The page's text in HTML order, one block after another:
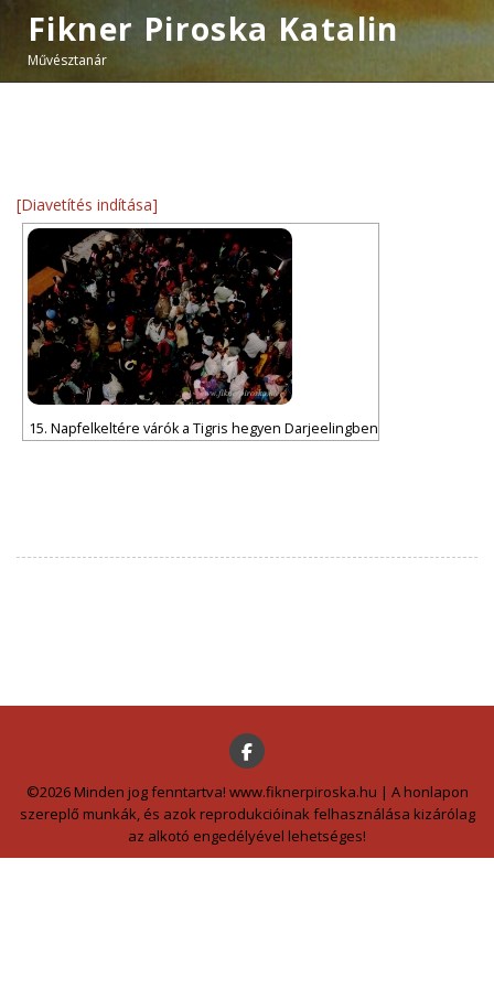
Fikner Piroska Katalin
Művésztanár
[Diavetítés indítása]
15. Napfelkeltére várók a Tigris hegyen Darjeelingben
©2026 Minden jog fenntartva! www.fiknerpiroska.hu | A honlapon
szereplő munkák, és azok reprodukcióinak felhasználása kizárólag
az alkotó engedélyével lehetséges!